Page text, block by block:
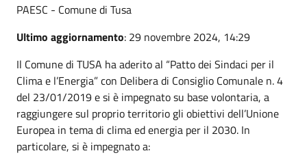
PAESC - Comune di Tusa
Ultimo aggiornamento: 29 novembre 2024, 14:29
Il Comune di TUSA ha aderito al “Patto dei Sindaci per il
Clima e l’Energia” con Delibera di Consiglio Comunale n. 4
del 23/01/2019 e si è impegnato su base volontaria, a
raggiungere sul proprio territorio gli obiettivi dell’Unione
Europea in tema di clima ed energia per il 2030. In
particolare, si è impegnato a: